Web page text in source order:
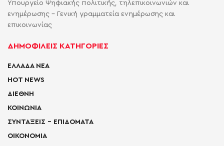
Υπουργείο Ψηφιακής πολιτικής, τηλεπικοινωνιών και
ενημέρωσης - Γενική γραμματεία ενημέρωσης και
επικοινωνίας
ΔΗΜΟΦΙΛΕΙΣ ΚΑΤΗΓΟΡΙΕΣ
ΕΛΛΑΔΑ ΝΕΑ
HOT NEWS
ΔΙΕΘΝΗ
ΚΟΙΝΩΝΙΑ
ΣΥΝΤΑΞΕΙΣ – ΕΠΙΔΟΜΑΤΑ
ΟΙΚΟΝΟΜΙΑ